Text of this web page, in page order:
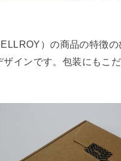
）の商品の特徴
ザインです。包装にもこ